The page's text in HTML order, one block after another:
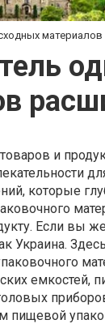
и
которые
Если вы
Украина. Здесь
емкостей,
пищевой